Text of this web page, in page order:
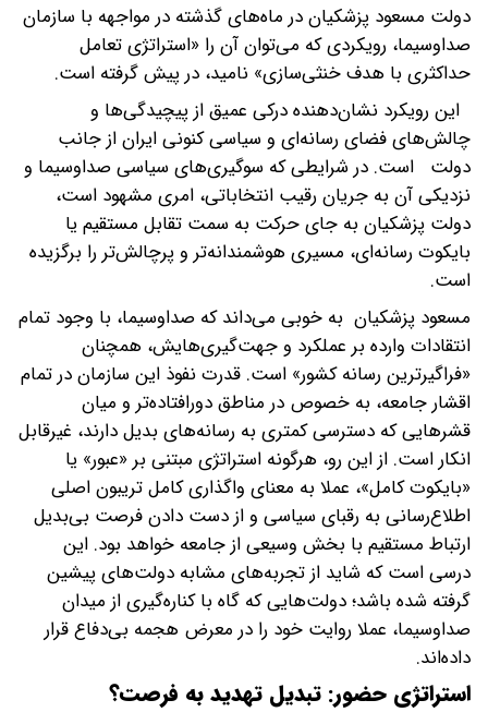
دولت مسعود پزشکیان در ماه‌های گذشته در مواجهه با سازمان
صداوسیما، رویکردی که می‌توان آن را «استراتژی تعامل
حداکثری با هدف خنثی‌سازی» نامید، در پیش گرفته است.
این رویکرد نشان‌دهنده درکی عمیق از پیچیدگی‌ها و
چالش‌های فضای رسانه‌ای و سیاسی کنونی ایران از جانب
دولت است. در شرایطی که سوگیری‌های سیاسی صداوسیما و
نزدیکی آن به جریان رقیب انتخاباتی، امری مشهود است،
دولت پزشکیان به جای حرکت به سمت تقابل مستقیم یا
بایکوت رسانه‌ای، مسیری هوشمندانه‌تر و پرچالش‌تر را برگزیده
است.
مسعود پزشکیان به خوبی می‌داند که صداوسیما، با وجود تمام
انتقادات وارده بر عملکرد و جهت‌گیری‌هایش، همچنان
«فراگیرترین رسانه کشور» است. قدرت نفوذ این سازمان در تمام
اقشار جامعه، به خصوص در مناطق دورافتاده‌تر و میان
قشرهایی که دسترسی کمتری به رسانه‌های بدیل دارند، غیرقابل
انکار است. از این رو، هرگونه استراتژی مبتنی بر «عبور» یا
«بایکوت کامل»، عملا به معنای واگذاری کامل تریبون اصلی
اطلاع‌رسانی به رقبای سیاسی و از دست دادن فرصت بی‌بدیل
ارتباط مستقیم با بخش وسیعی از جامعه خواهد بود. این
درسی است که شاید از تجربه‌های مشابه دولت‌های پیشین
گرفته شده باشد؛ دولت‌هایی که گاه با کناره‌گیری از میدان
صداوسیما، عملا روایت خود را در معرض هجمه بی‌دفاع قرار
داده‌اند.
‌استراتژی حضور: تبدیل تهدید به فرصت؟